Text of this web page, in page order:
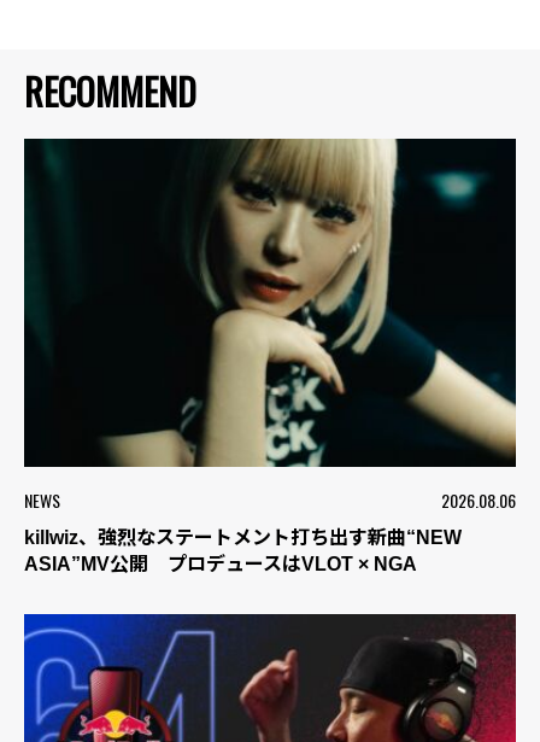
RECOMMEND
NEWS 2026.08.06
killwiz、強烈なステートメント打ち出す新曲“NEW
ASIA”MV公開 プロデュースはVLOT × NGA